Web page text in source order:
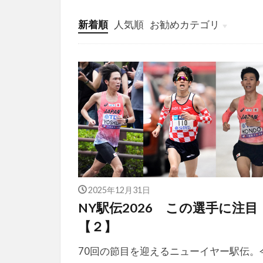
新着順 人気順 お勧めカテゴリ
投稿
学び
マンガ
電子書籍
2025年12月31日
NY駅伝2026 この選手に注目
【２】
70回の節目を迎えるニューイヤー駅伝。